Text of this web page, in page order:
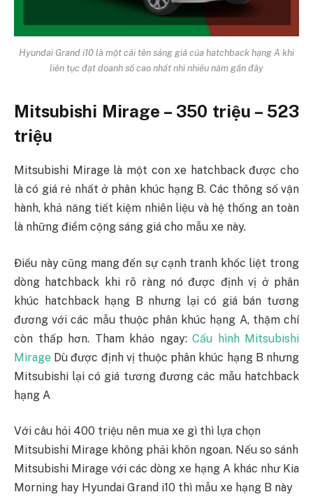
Hyundai Grand i10 là một cái tên sáng giá của hatchback hạng A khi
liên tục đạt doanh số cao nhất nhì nhiều năm gần đây
Mitsubishi Mirage – 350 triệu – 523
triệu
Mitsubishi Mirage là một con xe hatchback được cho
là có giá rẻ nhất ở phân khúc hạng B. Các thông số vận
hành, khả năng tiết kiệm nhiên liệu và hệ thống an toàn
là những điểm cộng sáng giá cho mẫu xe này.
Điều này cũng mang đến sự cạnh tranh khốc liệt trong
dòng hatchback khi rõ ràng nó được định vị ở phân
khúc hatchback hạng B nhưng lại có giá bán tương
đương với các mẫu thuộc phân khúc hạng A, thậm chí
còn thấp hơn. Tham khảo ngay: Cấu hình Mitsubishi
Mirage Dù được định vị thuộc phân khúc hạng B nhưng
Mitsubishi lại có giá tương đương các mẫu hatchback
hạng A
Với câu hỏi 400 triệu nên mua xe gì thì lựa chọn
Mitsubishi Mirage không phải khôn ngoan. Nếu so sánh
Mitsubishi Mirage với các dòng xe hạng A khác như Kia
Morning hay Hyundai Grand i10 thì mẫu xe hạng B này